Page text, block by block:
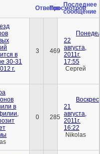
ОтветовПросмотров
Последнее
сообщение
в
30-31
г.
3 469
22
августа,
2011г.
17:55
Сергей
в
0 285
21
августа,
2011г.
16:22
Nikolas